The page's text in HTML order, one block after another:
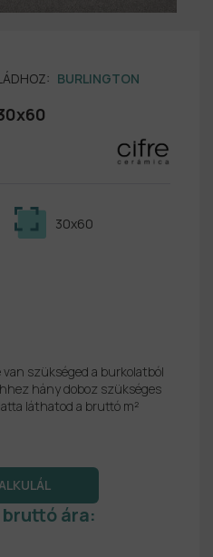
BURLINGTON
30x60
szükséged a burkolatból
hány doboz szükséges
láthatod a bruttó m²
bruttó ára: